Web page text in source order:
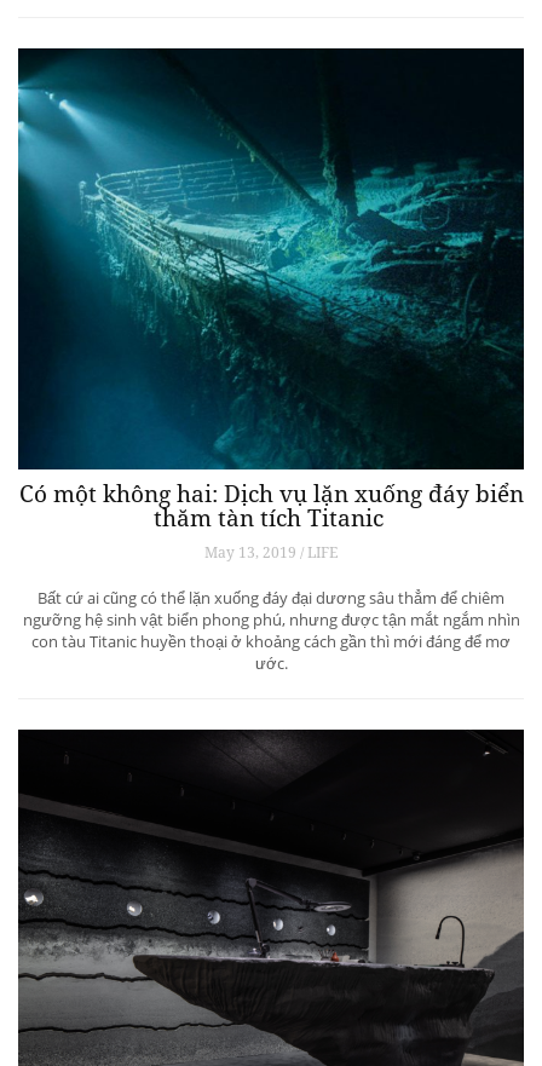
Có một không hai: Dịch vụ lặn xuống đáy biển
thăm tàn tích Titanic
May 13, 2019 / LIFE
Bất cứ ai cũng có thể lặn xuống đáy đại dương sâu thẳm để chiêm
ngưỡng hệ sinh vật biển phong phú, nhưng được tận mắt ngắm nhìn
con tàu Titanic huyền thoại ở khoảng cách gần thì mới đáng để mơ
ước.